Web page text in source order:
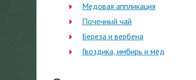
Медовая аппликация
Почечный чай
Береза и вербена
Гвоздика, имбирь и мёд